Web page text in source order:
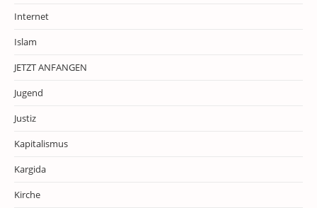
Internet
Islam
JETZT ANFANGEN
Jugend
Justiz
Kapitalismus
Kargida
Kirche